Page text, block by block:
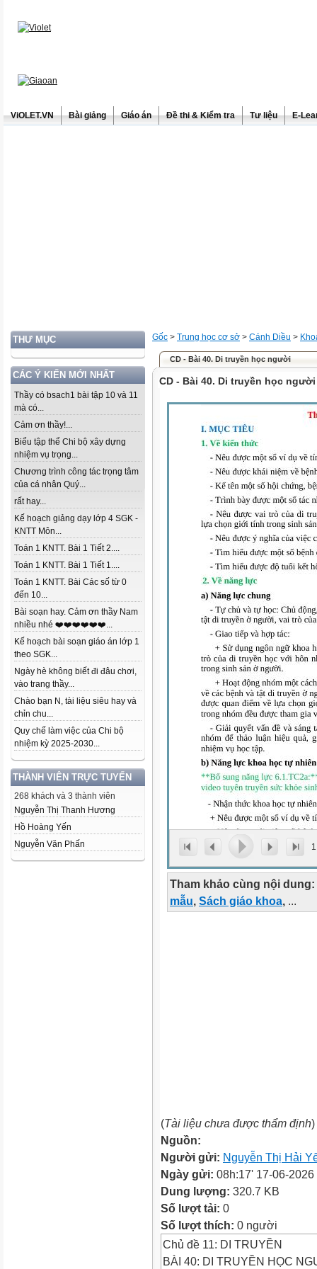
ViOLET.VN Bài giảng Giáo án Đề thi & Kiểm tra Tư liệu E-
THƯ MỤC
CÁC Ý KIẾN MỚI NHẤT
Thầy có bsach1 bài tập 10 và 11
mà có...
Cảm ơn thầy!...
Biểu tập thể Chi bộ xây dựng
nhiệm vụ trọng...
Chương trình công tác trọng tâm
của cá nhân Quý...
rất hay...
Kế hoạch giảng dạy lớp 4 SGK -
KNTT Môn...
Toán 1 KNTT. Bài 1 Tiết 2....
Toán 1 KNTT. Bài 1 Tiết 1....
Toán 1 KNTT. Bài Các số từ 0
đến 10...
Bài soạn hay. Cảm ơn thầy Nam
nhiều nhé ❤️❤️❤️❤️❤️❤️...
Kế hoạch bài soạn giáo án lớp 1
theo SGK...
Ngày hè không biết đi đâu chơi,
vào trang thầy...
Chào bạn N, tài liệu siêu hay và
chỉn chu...
Quy chế làm việc của Chi bộ
nhiệm kỳ 2025-2030...
THÀNH VIÊN TRỰC TUYẾN
268 khách và 3 thành viên
Nguyễn Thị Thanh Hương
Hồ Hoàng Yến
Nguyễn Văn Phấn
Gốc > Trung học cơ sở > Cánh Diều >
CD - Bài 40. Di truyền học người
CD - Bài 40. Di truyền học người
1
Tham khảo cùng nội dung:
mẫu, Sách giáo khoa, ...
(Tài liệu chưa được thẩm định)
Nguồn:
Người gửi: Nguyễn Thị Hải
Ngày gửi: 08h:17' 17-06-2026
Dung lượng: 320.7 KB
Số lượt tải: 0
Số lượt thích: 0 người
Chủ đề 11: DI TRUYỀN
BÀI 40: DI TRUYỀN HỌC